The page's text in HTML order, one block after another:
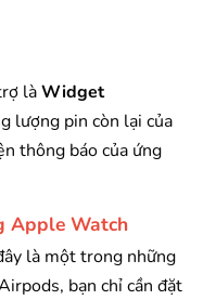
làWidget
lượng pin còn lại của
thông báo của ứng
Apple Watch
là một trong những
bạn chỉ cần đặt